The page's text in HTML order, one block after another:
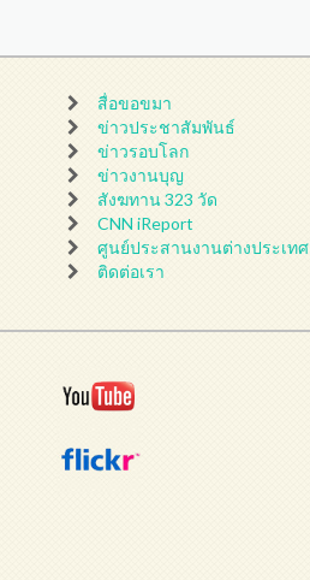
สื่อขอขมา
ข่าวประชาสัมพันธ์
ข่าวรอบโลก
ข่าวงานบุญ
สังฆทาน 323 วัด
CNN iReport
ศูนย์ประสานงานต่างประเทศ
ติดต่อเรา